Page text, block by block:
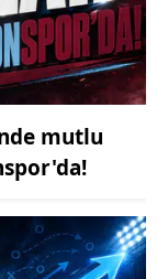
mutlu